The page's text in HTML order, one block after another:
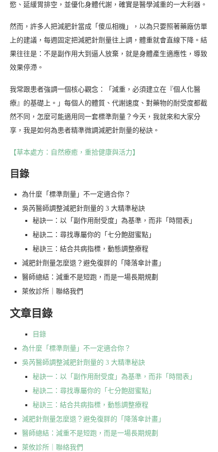
慾、延緩胃排空，並優化身體代謝，確實是醫學減重的一大利器。
然而，許多人把減肥針當成「傻瓜相機」，以為只要照著藥廠仿單
上的建議，每週固定把減肥針劑量往上調，體重就會直線下降。結
果往往是：不是副作用大到逼人放棄，就是身體產生適應性，導致
效果停滯。
我常跟患者強調一個核心觀念：「減重，必須建立在『個人化醫
療』的基礎上。」每個人的體質、代謝速度、對藥物的耐受度都截
然不同，怎麼可能適用同一套標準劑量？今天，我就來和大家分
享，我是如何為患者精準微調減肥針劑量的秘訣。
【草本處方：自然療癒，重拾健康與活力】
目錄
為什麼「標準劑量」不一定適合你？
吳芮醫師調整減肥針劑量的 3 大精準秘訣
秘訣一：以「副作用耐受度」為基準，而非「時間表」
秘訣二：尋找專屬你的「七分飽甜蜜點」
秘訣三：結合共病指標，動態調整療程
減肥針劑量怎麼退？避免復胖的「降落傘計畫」
醫師總結：減重不是短跑，而是一場長期規劃
萊攸診所｜聯絡我們
文章目錄
目錄
為什麼「標準劑量」不一定適合你？
吳芮醫師調整減肥針劑量的 3 大精準秘訣
秘訣一：以「副作用耐受度」為基準，而非「時間表」
秘訣二：尋找專屬你的「七分飽甜蜜點」
秘訣三：結合共病指標，動態調整療程
減肥針劑量怎麼退？避免復胖的「降落傘計畫」
醫師總結：減重不是短跑，而是一場長期規劃
萊攸診所｜聯絡我們